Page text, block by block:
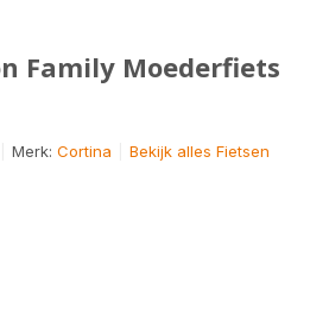
Family Moederfiets
Merk: Cortina Bekijk alles Fietsen